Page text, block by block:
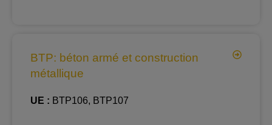
BTP: béton armé et construction
métallique
UE : BTP106, BTP107